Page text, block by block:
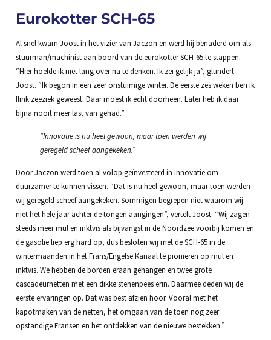
Eurokotter SCH-65
Al snel kwam Joost in het vizier van Jaczon en werd hij benaderd om als
stuurman/machinist aan boord van de eurokotter SCH-65 te stappen.
“Hier hoefde ik niet lang over na te denken. Ik zei gelijk ja”, glundert
Joost. “Ik begon in een zeer onstuimige winter. De eerste zes weken ben ik
flink zeeziek geweest. Daar moest ik echt doorheen. Later heb ik daar
bijna nooit meer last van gehad.”
“Innovatie is nu heel gewoon, maar toen werden wij
geregeld scheef aangekeken.”
Door Jaczon werd toen al volop geïnvesteerd in innovatie om
duurzamer te kunnen vissen. “Dat is nu heel gewoon, maar toen werden
wij geregeld scheef aangekeken. Sommigen begrepen niet waarom wij
niet het hele jaar achter de tongen aangingen”, vertelt Joost. “Wij zagen
steeds meer mul en inktvis als bijvangst in de Noordzee voorbij komen en
de gasolie liep erg hard op, dus besloten wij met de SCH-65 in de
wintermaanden in het Frans/Engelse Kanaal te pionieren op mul en
inktvis. We hebben de borden eraan gehangen en twee grote
cascadeurnetten met een dikke stenenpees erin. Daarmee deden wij de
eerste ervaringen op. Dat was best afzien hoor. Vooral met het
kapotmaken van de netten, het omgaan van de toen nog zeer
opstandige Fransen en het ontdekken van de nieuwe bestekken.”